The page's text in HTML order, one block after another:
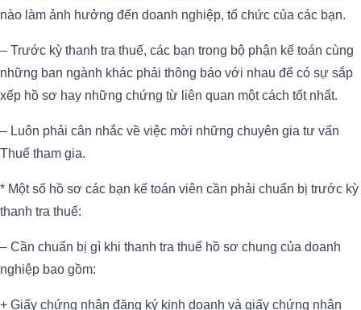
nào làm ảnh hưởng đến doanh nghiệp, tổ chức của các bạn.
– Trước kỳ thanh tra thuế, các bạn trong bộ phận kế toán cùng
những ban ngành khác phải thông báo với nhau để có sự sắp
xếp hồ sơ hay những chứng từ liên quan một cách tốt nhất.
– Luôn phải cân nhắc về việc mời những chuyên gia tư vấn
Thuế tham gia.
* Một số hồ sơ các bạn kế toán viên cần phải chuẩn bị trước kỳ
thanh tra thuế:
– Cần chuẩn bị gì khi thanh tra thuế hồ sơ chung của doanh
nghiệp bao gồm:
+ Giấy chứng nhận đăng ký kinh doanh và giấy chứng nhận